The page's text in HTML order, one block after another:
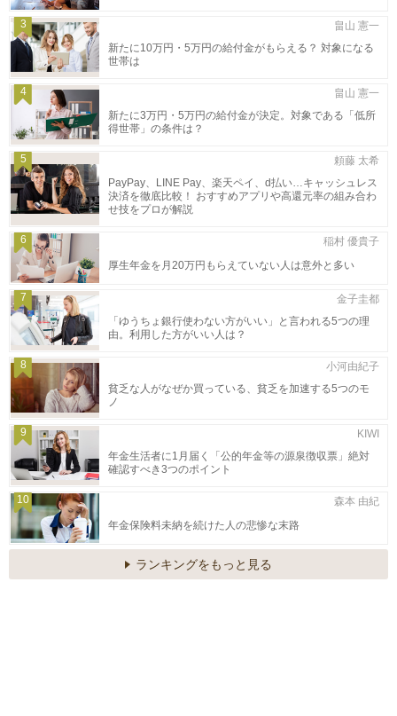
3
新たに10万円・5万円の給付金がもらえる？ 対象になる
世帯は
畠山 憲一
4
新たに3万円・5万円の給付金が決定。対象である「低所
得世帯」の条件は？
畠山 憲一
5
PayPay、LINE Pay、楽天ペイ、d払い…キャッシュレス
決済を徹底比較！ おすすめアプリや高還元率の組み合わ
せ技をプロが解説
頼藤 太希
6
厚生年金を月20万円もらえていない人は意外と多い
稲村 優貴子
7
「ゆうちょ銀行使わない方がいい」と言われる5つの理
由。利用した方がいい人は？
金子圭都
8
貧乏な人がなぜか買っている、貧乏を加速する5つのモ
ノ
小河由紀子
9
年金生活者に1月届く「公的年金等の源泉徴収票」絶対
確認すべき3つのポイント
KIWI
10
年金保険料未納を続けた人の悲惨な末路
森本 由紀
ランキングをもっと見る